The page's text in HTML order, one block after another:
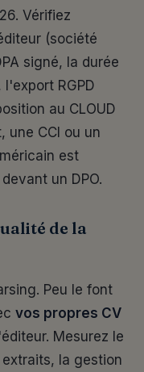
Vérifiez
(société
signé, la durée
RGPD
au CLOUD
une CCI ou un
est
un DPO.
de la
Peu le font
vos propres CV
Mesurez le
la gestion